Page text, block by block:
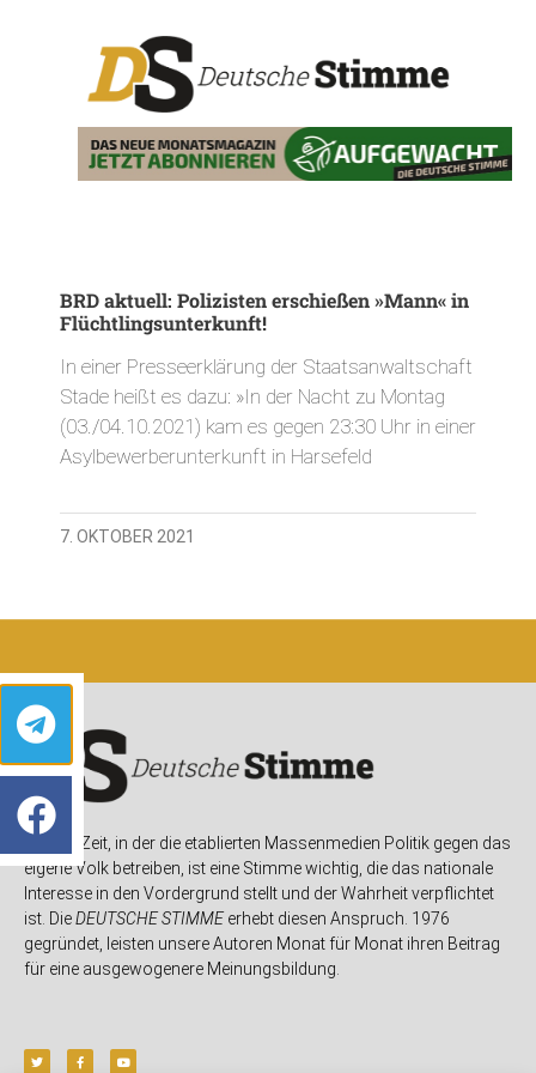
BRD aktuell: Polizisten erschießen »Mann« in
Flüchtlingsunterkunft!
In einer Presseerklärung der Staatsanwaltschaft
Stade heißt es dazu: »In der Nacht zu Montag
(03./04.10.2021) kam es gegen 23:30 Uhr in einer
Asylbewerberunterkunft in Harsefeld
7. OKTOBER 2021
In einer Zeit, in der die etablierten Massenmedien Politik gegen das
eigene Volk betreiben, ist eine Stimme wichtig, die das nationale
Interesse in den Vordergrund stellt und der Wahrheit verpflichtet
ist. DieDEUTSCHE STIMMEerhebt diesen Anspruch. 1976
gegründet, leisten unsere Autoren Monat für Monat ihren Beitrag
für eine ausgewogenere Meinungsbildung.